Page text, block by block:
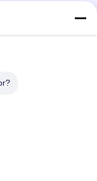
a 8 core LC-LC
cavo in fibra
bobina in plastica
in fibra ottica,